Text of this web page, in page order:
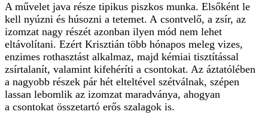
A művelet java része tipikus piszkos munka. Elsőként le
kell nyúzni és húsozni a tetemet. A csontvelő, a zsír, az
izomzat nagy részét azonban ilyen mód nem lehet
eltávolítani. Ezért Krisztián több hónapos meleg vizes,
enzimes rothasztást al­­kalmaz, majd kémiai tisztítással
zsírtalanít, valamint kifehéríti a csontokat. Az áztatólében
a nagyobb részek pár hét elteltével szétválnak, szépen
lassan lebomlik az izomzat maradványa, ahogyan
a csontokat összetartó erős szalagok is.